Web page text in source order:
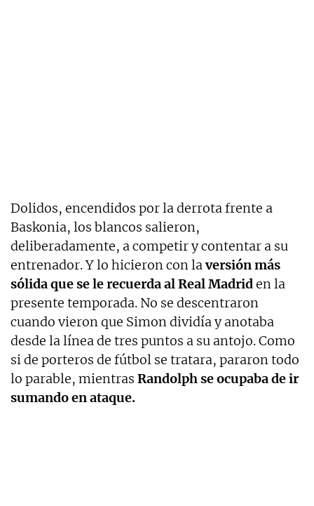
Dolidos, encendidos por la derrota frente a
Baskonia, los blancos salieron,
deliberadamente, a competir y contentar a su
entrenador. Y lo hicieron con laversión más
sólida que se le recuerda al Real Madriden la
presente temporada. No se descentraron
cuando vieron que Simon dividía y anotaba
desde la línea de tres puntos a su antojo. Como
si de porteros de fútbol se tratara, pararon todo
lo parable, mientras Randolph se ocupaba de ir
sumando en ataque.